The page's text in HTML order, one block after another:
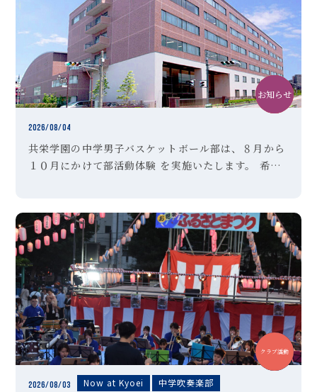
2026/08/04
中学
クラブ活動
お知らせ
共栄学園の中学男子バスケットボール部は、８月から
１０月にかけて部活動体験 を実施いたします。 希望
ください。
2026/08/03 Now at Kyoei
中学吹奏楽部
中学
高校
クラブ活動